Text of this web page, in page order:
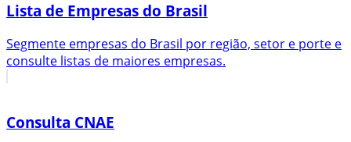
Lista de Empresas do Brasil
Segmente empresas do Brasil por região, setor e porte e
consulte listas de maiores empresas.
Consulta CNAE